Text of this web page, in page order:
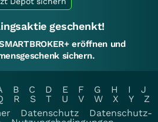
geschenkt!
eröffnen und
sichern.
B C D E F G H I
J
R S T U V W X Y
Z
Datenschutz
Datenschutz-